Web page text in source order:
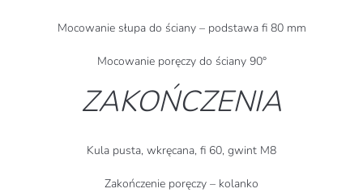
Mocowanie słupa do ściany – podstawa fi 80 mm
Mocowanie poręczy do ściany 90°
ZAKOŃCZENIA
Kula pusta, wkręcana, fi 60, gwint M8
Zakończenie poręczy – kolanko